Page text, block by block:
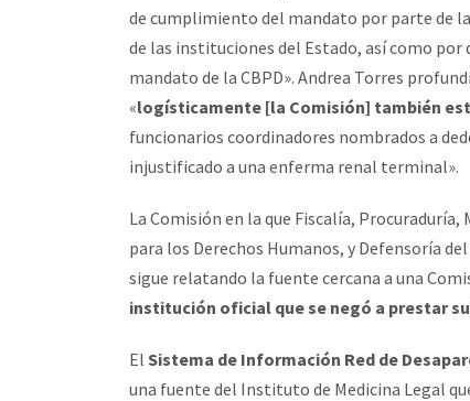
de cumplimiento del mandato por parte de
de las instituciones del Estado, así como
mandato de la CBPD». Andrea Torres
«logísticamente [la Comisión] también
funcionarios coordinadores nombrados a
injustificado a una enferma renal terminal».
La Comisión en la que Fiscalía,
para los Derechos Humanos, y Defensoría
sigue relatando la fuente cercana a una
institución oficial que se negó a prestar
El Sistema de Información Red de
una fuente del Instituto de Medicina Legal